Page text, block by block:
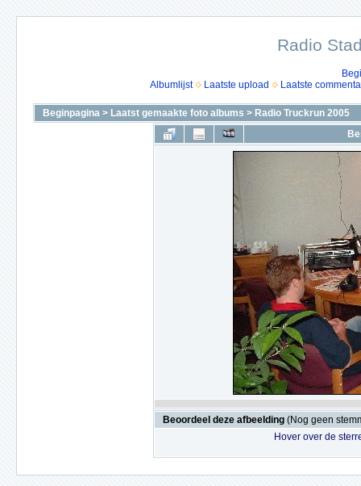
Radio
Albumlijst
Laatste upload Laatste
Beginpagina > Laatst gemaakte foto albums > Radio Truckrun 2005
Beoordeel deze afbeelding (Nog geen
Hover over de